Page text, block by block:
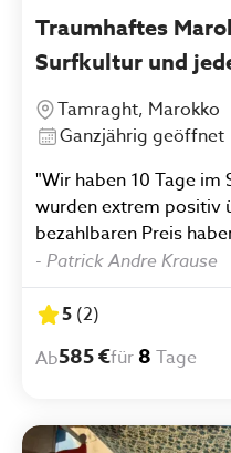
Traumhaftes
Surfkultur und
Tamraght, Marokko
Ganzjährig geöffnet
"Wir haben 10 Tage im
wurden extrem positiv
bezahlbaren Preis
Sorglospaket bekommen. Es wurde alles
organisiert vom
Surflessons, Ausflüge
Abendessen im Camp
immer in die
(Flugverspätung kein
- Patrick Andre Krause
5 (2)
Ab585 €für 8 Tage